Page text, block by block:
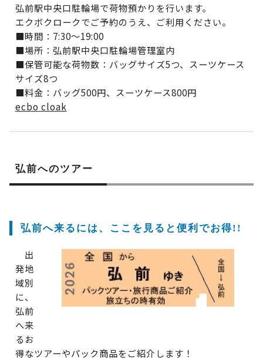
弘前駅中央口駐輪場で荷物預かりを行います。
エクボクロークでご予約のうえ、ご利用ください。
■時間：7:30～19:00
■場所：弘前駅中央口駐輪場管理室内
■保管可能な荷物数：バッグサイズ5つ、スーツケース
サイズ8つ
■料金：バッグ500円、スーツケース800円
ecbo cloak
弘前へのツアー
弘前へ来るには、ここを見ると便利でお得!!
出
発地
域別
に、
弘前
へ来
るお
得なツアーやパック商品をご紹介します！